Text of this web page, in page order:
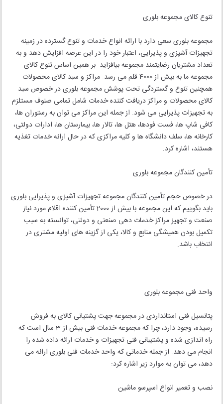
تنوع کالای مجموعه بلوری
مجموعه بلوری سعی دارد با ارائه انواع خدمات و تنوع گسترده در زمینه
تجهیزات آشپزی و پذیرایی، اعتبار خود را در این عرصه افزایش دهد و به
تعداد مشتریان رضایتمند مجموعه بیافزاید. بر همین اساس تنوع کالای
مجموعه ما به بیش از 4000 قلم می رسد. مراکز و سبد کالای محصولات
همچنین تنوع و گستردگی تحت پوشش مجموعه بلوری در خصوص سبد
کالای محصولات و مراکز دریافت کننده خدمات شامل تمامی صنوف مستلزم
به تجهیزات پذیرایی می شود. از جمله این مراکز می توان به رستوران ها،
کافی شاپ ها، فست فودها، هتل ها، تالار ها، بیمارستان ها، ادارات دولتی،
کارخانه ها، سلف دانشگاه ها و کلیه مراکزی که در حال ارائه خدمات تغذیه
هستند، اشاره کرد.
تأمین کنندگان مجموعه بلوری
در خصوص حجم تأمین کنندگان مجموعه تجهیزات آشپزی و پذیرایی بلوری
باید بگوییم که این مجموعه با بیش از 2000 تأمین کننده اقلام مورد نیاز
صنعت و تجهیز مراکز خدمات دهی صنعتی و دولتی، توانسته به سبب
تکمیل بودن همیشگی منابع و کالا، یکی از گزینه های اولیه مشتری در
انتخاب باشد.
واحد فنی مجموعه بلوری
پتانسیل فنی استانداردی در مجموعه جهت پشتیانی کالای به فروش
رسیده، وجود دارد، چرا که مجموعه خدمات فنی بیش از 3 سال است که
راه اندازی شده و پشتیبانی فنی تجهیزات و خدمات ارائه داده شده را
انجام می دهد. از جمله خدماتی که واحد خدمات فنی بلوری ارائه می
دهد، می توان به موارد زیر اشاره کرد:
نصب و تعمیر انواع اسپرسو ماشین